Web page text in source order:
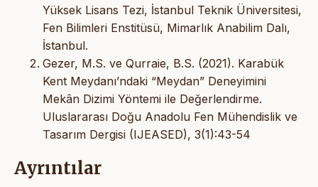
Yüksek Lisans Tezi, İstanbul Teknik Üniversitesi,
Fen Bilimleri Enstitüsü, Mimarlık Anabilim Dalı,
İstanbul.
Gezer, M.S. ve Qurraie, B.S. (2021). Karabük
Kent Meydanı’ndaki “Meydan” Deneyimini
Mekân Dizimi Yöntemi ile Değerlendirme.
Uluslararası Doğu Anadolu Fen Mühendislik ve
Tasarım Dergisi (IJEASED), 3(1):43-54
Ayrıntılar